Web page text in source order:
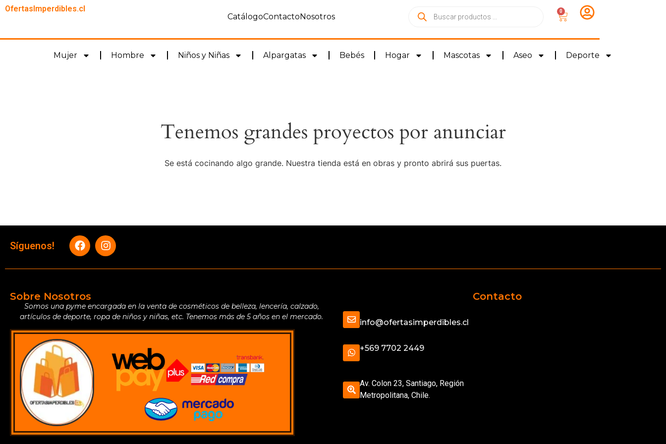
OfertasImperdibles.cl
CatálogoContactoNosotros
0
Mujer Hombre Niños y Niñas Alpargatas Bebés Hogar Mascotas Aseo Deporte
Tenemos grandes proyectos por anunciar
Se está cocinando algo grande. Nuestra tienda está en obras y pronto abrirá sus puertas.
Síguenos!
Sobre Nosotros
Somos una pyme encargada en la venta de cosméticos de belleza, lencería, calzado,
artículos de deporte, ropa de niños y niñas, etc. Tenemos más de 5 años en el mercado.
Contacto
info@ofertasimperdibles.cl
+569 7702 2449
Av. Colon 23, Santiago, Región
Metropolitana, Chile.